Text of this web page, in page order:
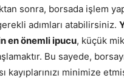
sonra, borsada işlem
adımları atabilirsiniz.
en önemli ipucu, küçük
Bu sayede,
kayıplarınızı minimize